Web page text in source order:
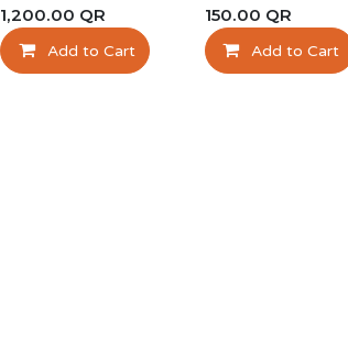
1,200.00 QR
Add to Cart
150.00 QR
Add to Cart